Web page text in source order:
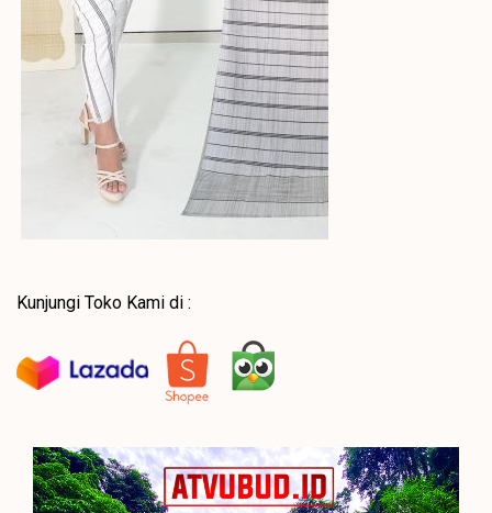
Kunjungi Toko Kami di :